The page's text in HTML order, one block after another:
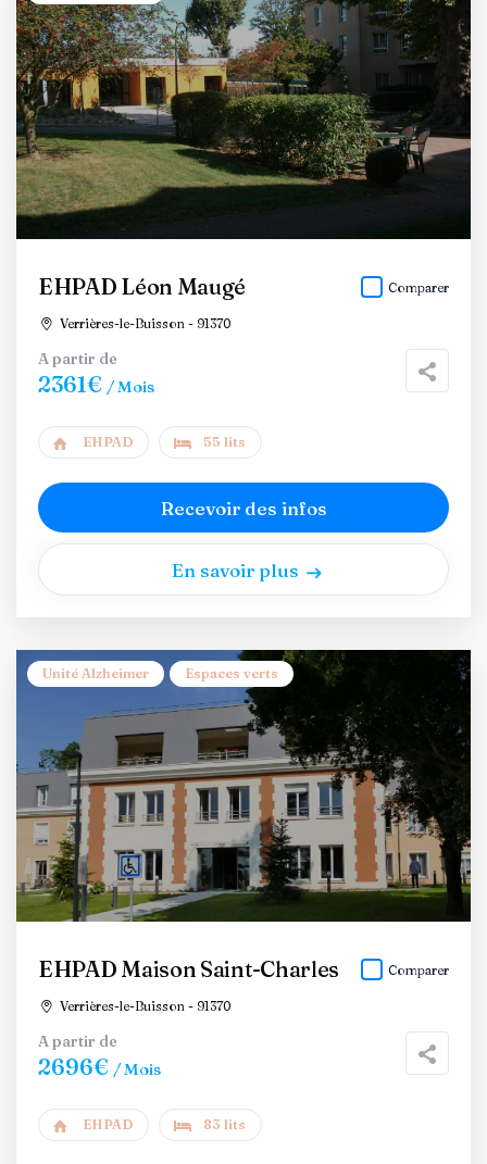
EHPAD Léon Maugé
Verrières-le-Buisson - 91370
Comparer
A partir de
2361€ / Mois
EHPAD 55 lits
Recevoir des infos
En savoir plus
Unité Alzheimer Espaces verts
EHPAD Maison Saint-Charles
Verrières-le-Buisson - 91370
Comparer
A partir de
2696€ / Mois
EHPAD 83 lits